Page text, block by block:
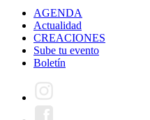
AGENDA
Actualidad
CREACIONES
Sube tu evento
Boletín